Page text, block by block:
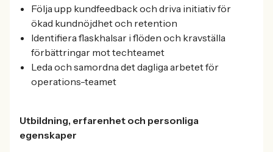
Följa upp kundfeedback och driva initiativ för
ökad kundnöjdhet och retention
Identifiera flaskhalsar i flöden och kravställa
förbättringar mot techteamet
Leda och samordna det dagliga arbetet för
operations-teamet
Utbildning, erfarenhet och personliga
egenskaper